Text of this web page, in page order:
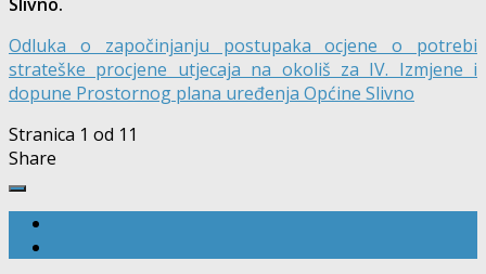
Odluka o započinjanju postupaka ocjene o potrebi
strateške procjene utjecaja na okoliš za IV. Izmjene i
dopune Prostornog plana uređenja Općine Slivno
Stranica 1 od 1 1
Share